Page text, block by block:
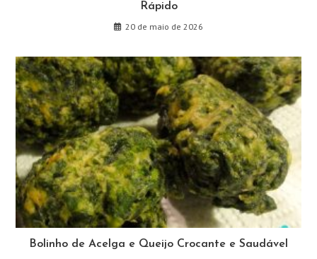
Rápido
20 de maio de 2026
Bolinho de Acelga e Queijo Crocante e Saudável